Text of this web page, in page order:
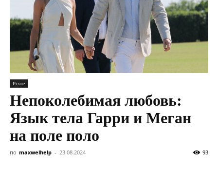
Різне
Непоколебимая любовь:
Язык тела Гарри и Меган
на поле поло
по maxwelhelp - 23.08.2024 93